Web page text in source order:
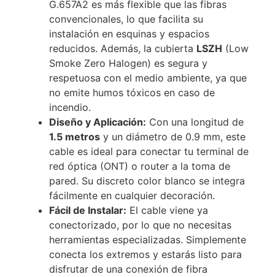
G.657A2 es más flexible que las fibras
convencionales, lo que facilita su
instalación en esquinas y espacios
reducidos. Además, la cubierta LSZH (Low
Smoke Zero Halogen) es segura y
respetuosa con el medio ambiente, ya que
no emite humos tóxicos en caso de
incendio.
Diseño y Aplicación: Con una longitud de
1.5 metros y un diámetro de 0.9 mm, este
cable es ideal para conectar tu terminal de
red óptica (ONT) o router a la toma de
pared. Su discreto color blanco se integra
fácilmente en cualquier decoración.
Fácil de Instalar: El cable viene ya
conectorizado, por lo que no necesitas
herramientas especializadas. Simplemente
conecta los extremos y estarás listo para
disfrutar de una conexión de fibra